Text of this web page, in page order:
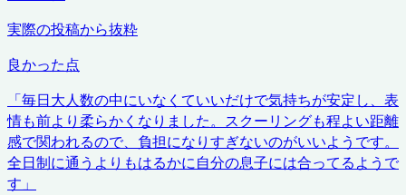
実際の投稿から抜粋
良かった点
「毎日大人数の中にいなくていいだけで気持ちが安定し、表
情も前より柔らかくなりました。スクーリングも程よい距離
感で関われるので、負担になりすぎないのがいいようです。
全日制に通うよりもはるかに自分の息子には合ってるようで
す 」